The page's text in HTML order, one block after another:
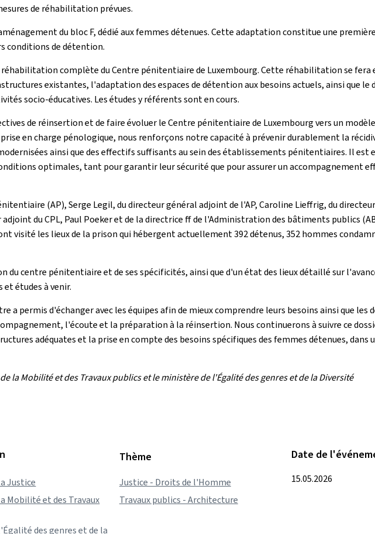
de réhabilitation prévues.
du bloc F, dédié aux femmes détenues. Cette adaptation constitue une
conditions de détention.
complète du Centre pénitentiaire de Luxembourg. Cette réhabilitation se fera
existantes, l'adaptation des espaces de détention aux besoins actuels, ainsi que
socio-éducatives. Les études y référents sont en cours.
de réinsertion et de faire évoluer le Centre pénitentiaire de Luxembourg vers un
en charge pénologique, nous renforçons notre capacité à prévenir durablement la
ainsi que des effectifs suffisants au sein des établissements pénitentiaires. Il est
optimales, tant pour garantir leur sécurité que pour assurer un accompagnement
(AP), Serge Legil, du directeur général adjoint de l'AP, Caroline Lieffrig, du
du CPL, Paul Poeker et de la directrice ff de l'Administration des bâtiments publics
visité les lieux de la prison qui hébergent actuellement 392 détenus, 352 hommes
du centre pénitentiaire et de ses spécificités, ainsi que d'un état des lieux détaillé sur
études à venir.
a permis d'échanger avec les équipes afin de mieux comprendre leurs besoins ainsi que les
l'écoute et la préparation à la réinsertion. Nous continuerons à suivre ce
adéquates et la prise en compte des besoins spécifiques des femmes détenues,
la Mobilité et des Travaux publics et le ministère de l'Égalité des genres et de la Diversité
Justice
Mobilité et des Travaux
des genres et de la
Thème
Justice - Droits de l'Homme
Travaux publics - Architecture
Date de
15.05.2026